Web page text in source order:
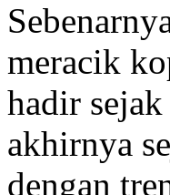
meracik
hadir
akhirnya
dengan